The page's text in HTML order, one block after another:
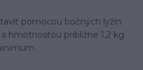
pomocou bočných lyžín.
hmotnosťou približne 1,2 kg